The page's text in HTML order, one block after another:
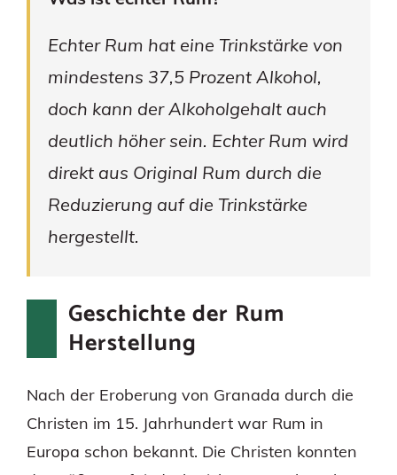
Echter Rum hat eine Trinkstärke von
mindestens 37,5 Prozent Alkohol,
doch kann der Alkoholgehalt auch
deutlich höher sein. Echter Rum wird
direkt aus Original Rum durch die
Reduzierung auf die Trinkstärke
hergestellt.
Geschichte der Rum
Herstellung
Nach der Eroberung von Granada durch die
Christen im 15. Jahrhundert war Rum in
Europa schon bekannt. Die Christen konnten